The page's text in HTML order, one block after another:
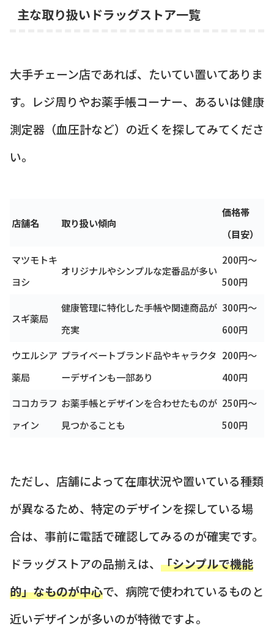
主な取り扱いドラッグストア一覧
大手チェーン店であれば、たいてい置いてありま
す。レジ周りやお薬手帳コーナー、あるいは健康
測定器（血圧計など）の近くを探してみてくださ
い。
店舗名 取り扱い傾向
価格帯
（目安）
マツモトキ
ヨシ
オリジナルやシンプルな定番品が多い
200円～
500円
スギ薬局
健康管理に特化した手帳や関連商品が
充実
300円～
600円
ウエルシア
薬局
プライベートブランド品やキャラクタ
ーデザインも一部あり
200円～
400円
ココカラフ
ァイン
お薬手帳とデザインを合わせたものが
見つかることも
250円～
500円
ただし、店舗によって在庫状況や置いている種類
が異なるため、特定のデザインを探している場
合は、事前に電話で確認してみるのが確実です。
ドラッグストアの品揃えは、 「シンプルで機能
的」なものが中心で、病院で使われているものと
近いデザインが多いのが特徴ですよ。